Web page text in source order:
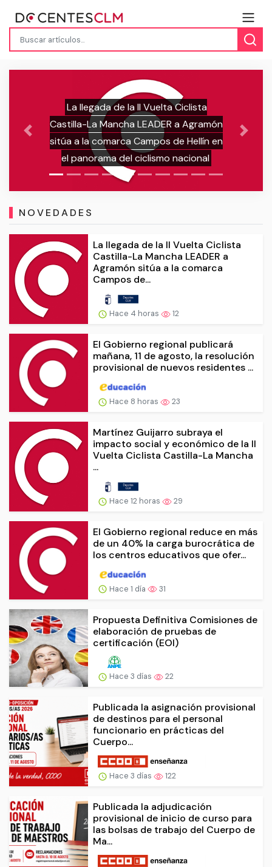
El Gobierno regional publicará
11 de agosto, la resolución
de nuevos residentes en las
universitarias de la Comunidad
Autónoma
Previous Next
NOVEDADES
La llegada de la II Vuelta Ciclista
Castilla-La Mancha LEADER a
Agramón sitúa a la comarca
Campos de...
Hace 4 horas 12
El Gobierno regional publicará
mañana, 11 de agosto, la resolución
provisional de nuevos residentes ...
Hace 8 horas 23
Martínez Guijarro subraya el
impacto social y económico de la II
Vuelta Ciclista Castilla-La Mancha
...
Hace 12 horas 29
El Gobierno regional reduce en más
de un 40% la carga burocrática de
los centros educativos que ofer...
Hace 1 día 31
Propuesta Definitiva Comisiones de
elaboración de pruebas de
certificación (EOI)
Hace 3 días 22
Publicada la asignación provisional
de destinos para el personal
funcionario en prácticas del
Cuerpo...
Hace 3 días 122
Publicada la adjudicación
provisional de inicio de curso para
las bolsas de trabajo del Cuerpo de
Ma...